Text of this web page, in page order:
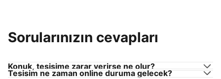
Sorularınızın cevapları
Konuk, tesisime zarar verirse ne olur?
Tesisim ne zaman online duruma gelecek?